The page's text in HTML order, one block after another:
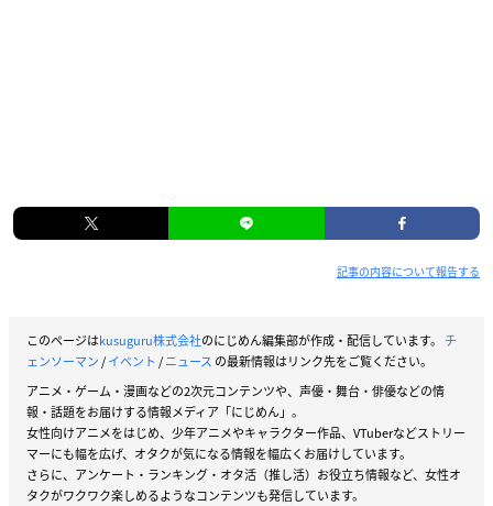
記事の内容について報告する
このページはkusuguru株式会社のにじめん編集部が作成・配信しています。 チ
ェンソーマン/イベント /ニュース の最新情報はリンク先をご覧ください。
アニメ・ゲーム・漫画などの2次元コンテンツや、声優・舞台・俳優などの情
報・話題をお届けする情報メディア「にじめん」。
女性向けアニメをはじめ、少年アニメやキャラクター作品、VTuberなどストリー
マーにも幅を広げ、オタクが気になる情報を幅広くお届けしています。
さらに、アンケート・ランキング・オタ活（推し活）お役立ち情報など、女性オ
タクがワクワク楽しめるようなコンテンツも発信しています。